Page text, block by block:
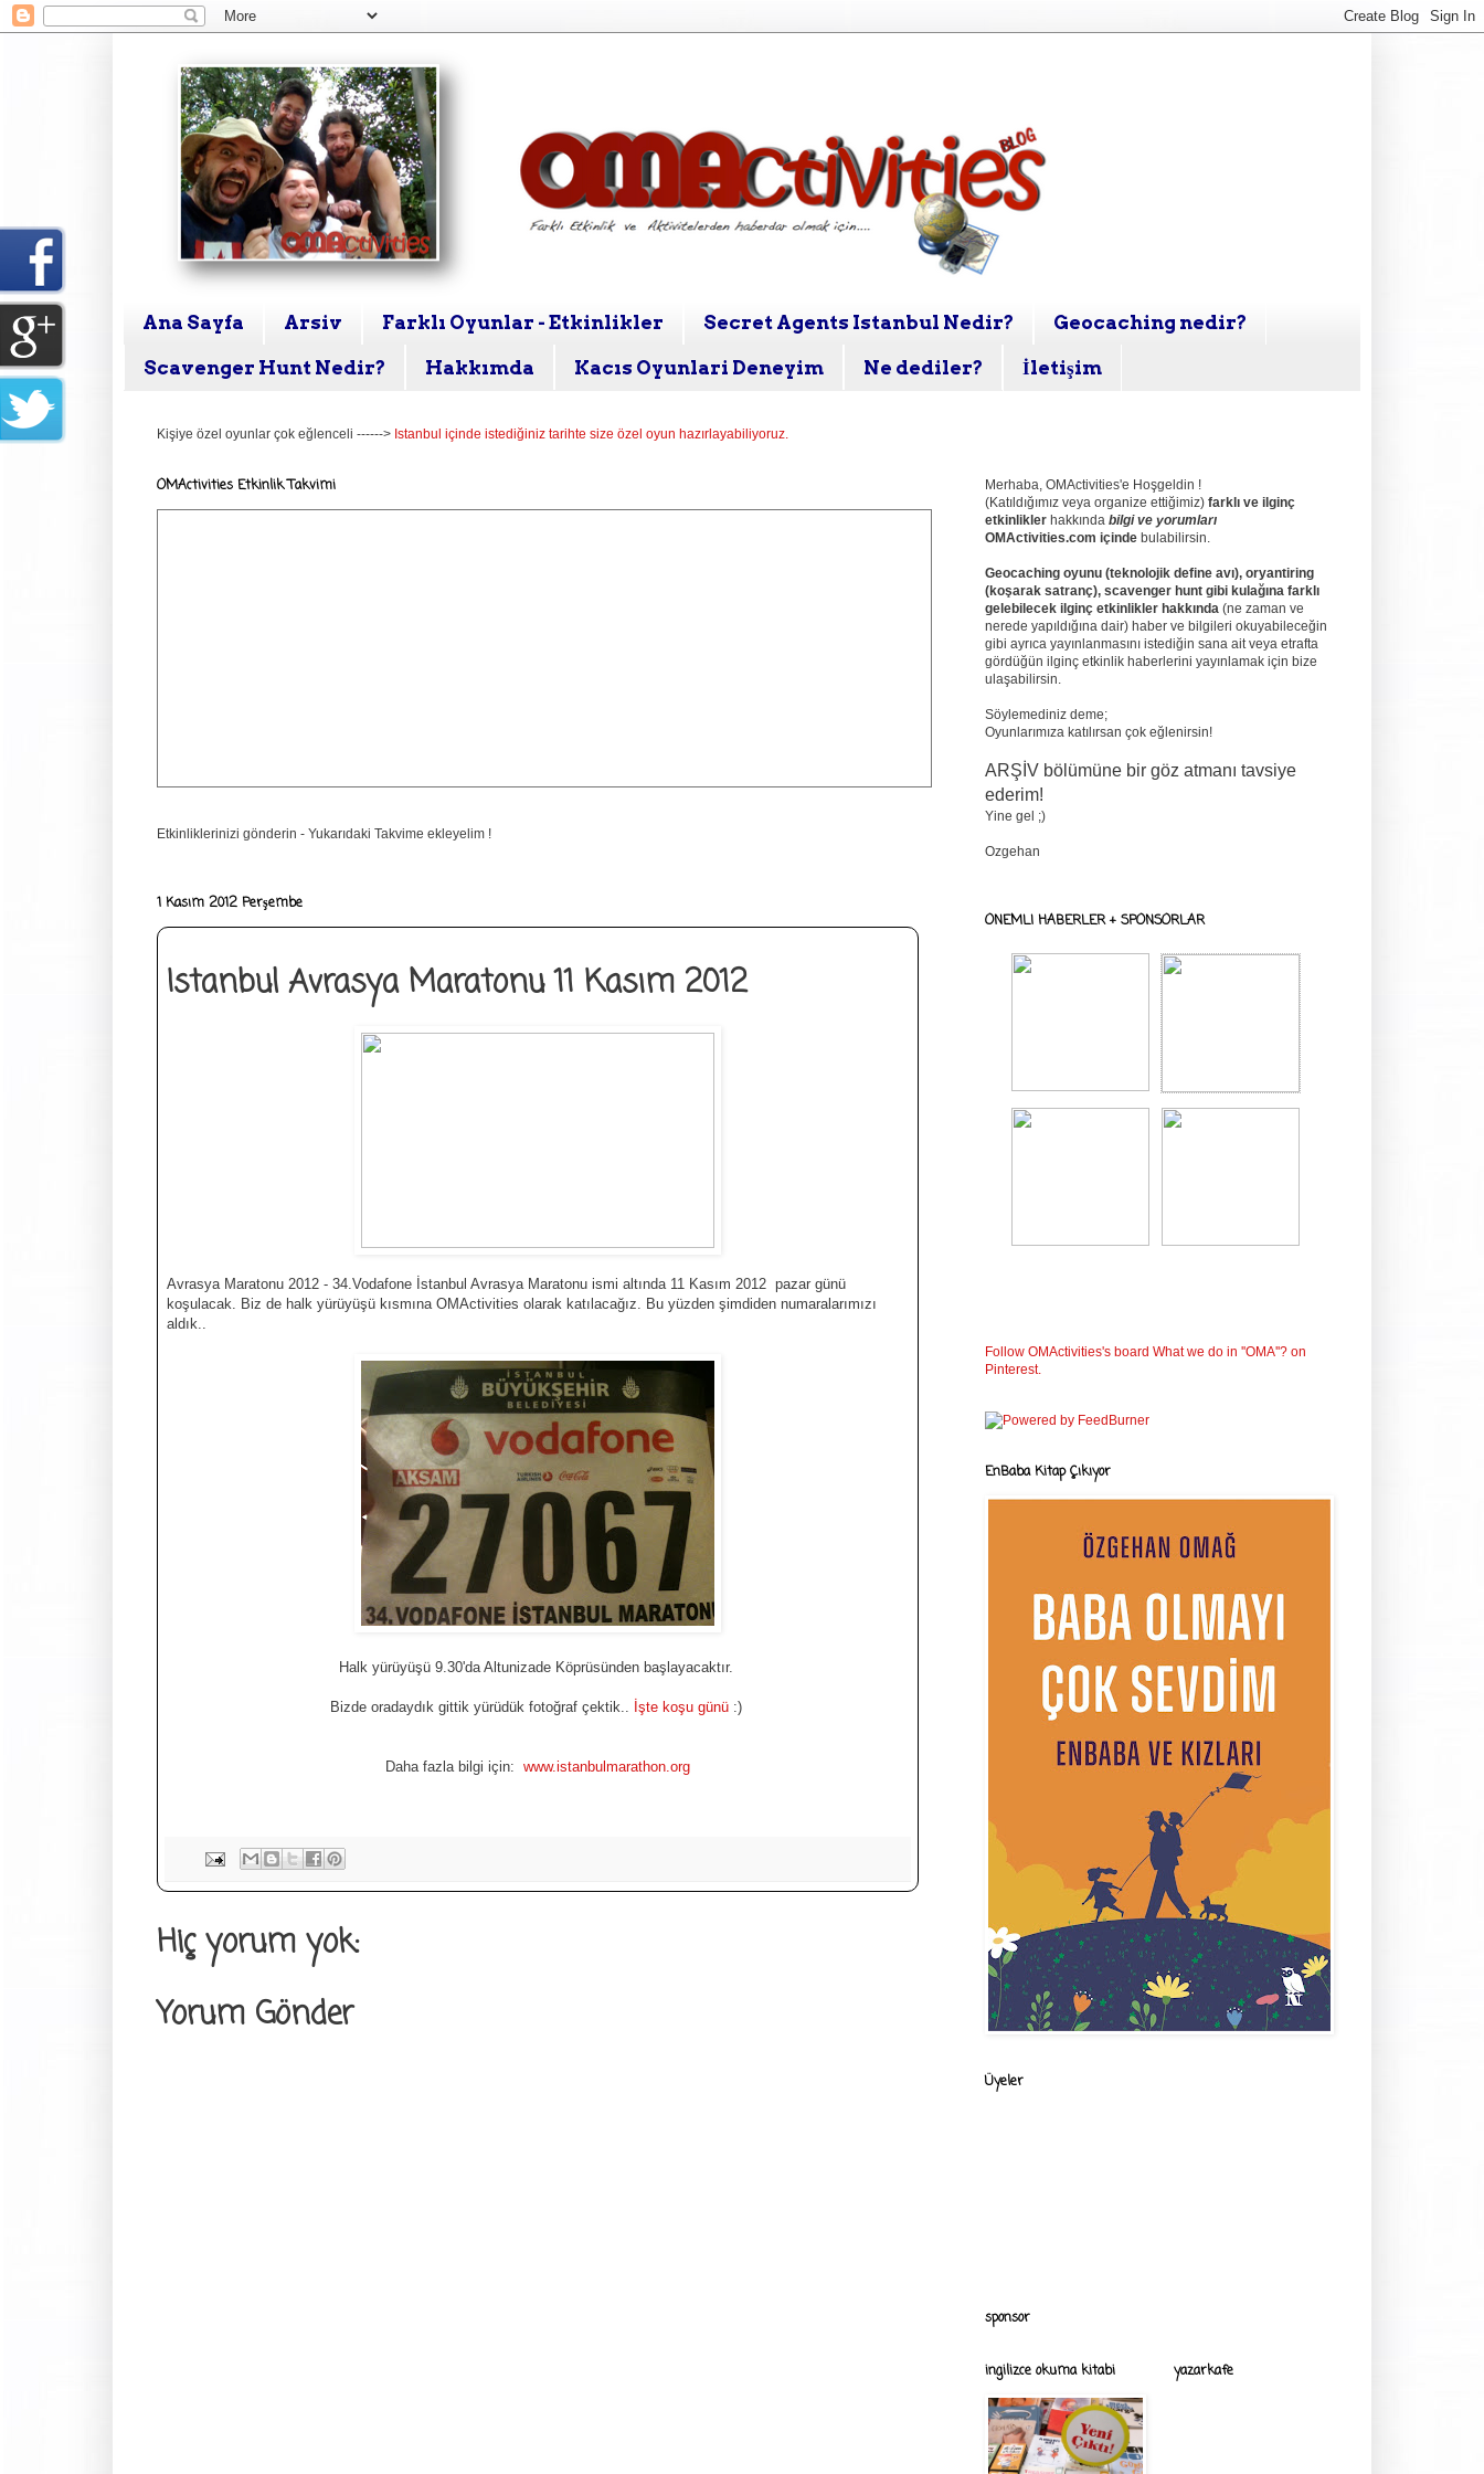
Ana Sayfa Arsiv Farklı Oyunlar - Etkinlikler Secret Agents Istanbul Nedir? Geocaching nedir?
Scavenger Hunt Nedir? Hakkımda Kacıs Oyunlari Deneyim Ne dediler? İletişim
Kişiye özel oyunlar çok eğlenceli ------> Istanbul içinde istediğiniz tarihte size özel oyun hazırlayabiliyoruz.
OMActivities Etkinlik Takvimi
Etkinliklerinizi gönderin - Yukarıdaki Takvime ekleyelim !
1 Kasım 2012 Perşembe
Istanbul Avrasya Maratonu 11 Kasım 2012
Avrasya Maratonu 2012 - 34.Vodafone İstanbul Avrasya Maratonu ismi altında 11 Kasım 2012 pazar günü
koşulacak. Biz de halk yürüyüşü kısmına OMActivities olarak katılacağız. Bu yüzden şimdiden numaralarımızı
aldık..
Halk yürüyüşü 9.30'da Altunizade Köprüsünden başlayacaktır.
Bizde oradaydık gittik yürüdük fotoğraf çektik.. İşte koşu günü :)
Daha fazla bilgi için: www.istanbulmarathon.org
Hiç yorum yok:
Yorum Gönder
Merhaba, OMActivities'e Hoşgeldin !
(Katıldığımız veya organize ettiğimiz) farklı ve ilginç
etkinlikler hakkında bilgi ve yorumları
OMActivities.com içinde bulabilirsin.
Geocaching oyunu (teknolojik define avı), oryantiring
(koşarak satranç), scavenger hunt gibi kulağına farklı
gelebilecek ilginç etkinlikler hakkında (ne zaman ve
nerede yapıldığına dair) haber ve bilgileri okuyabileceğin
gibi ayrıca yayınlanmasını istediğin sana ait veya etrafta
gördüğün ilginç etkinlik haberlerini yayınlamak için bize
ulaşabilirsin.
Söylemediniz deme;
Oyunlarımıza katılırsan çok eğlenirsin!
ARŞİV bölümüne bir göz atmanı tavsiye
ederim!
Yine gel ;)
Ozgehan
ONEMLI HABERLER + SPONSORLAR
Follow OMActivities's board What we do in ''OMA''? on
Pinterest.
EnBaba Kitap Çıkıyor
Üyeler
sponsor
ingilizce okuma kitabi yazarkafe